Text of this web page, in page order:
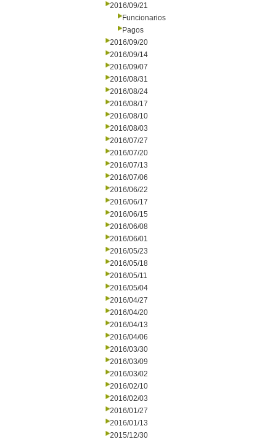
2016/09/21
Funcionarios
Pagos
2016/09/20
2016/09/14
2016/09/07
2016/08/31
2016/08/24
2016/08/17
2016/08/10
2016/08/03
2016/07/27
2016/07/20
2016/07/13
2016/07/06
2016/06/22
2016/06/17
2016/06/15
2016/06/08
2016/06/01
2016/05/23
2016/05/18
2016/05/11
2016/05/04
2016/04/27
2016/04/20
2016/04/13
2016/04/06
2016/03/30
2016/03/09
2016/03/02
2016/02/10
2016/02/03
2016/01/27
2016/01/13
2015/12/30